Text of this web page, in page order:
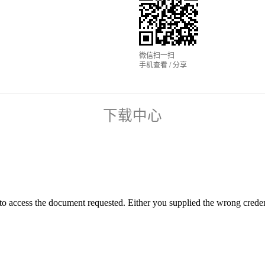
微信扫一扫
手机查看 / 分享
下载中心